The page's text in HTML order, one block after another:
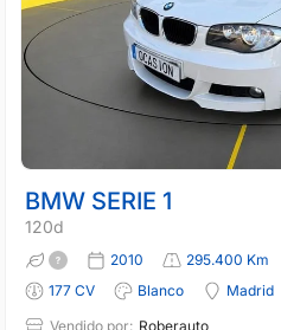
BMW SERIE 1
120d
2010 295.400 Km
177 CV
Blanco
Madrid
Vendido por: Roberauto